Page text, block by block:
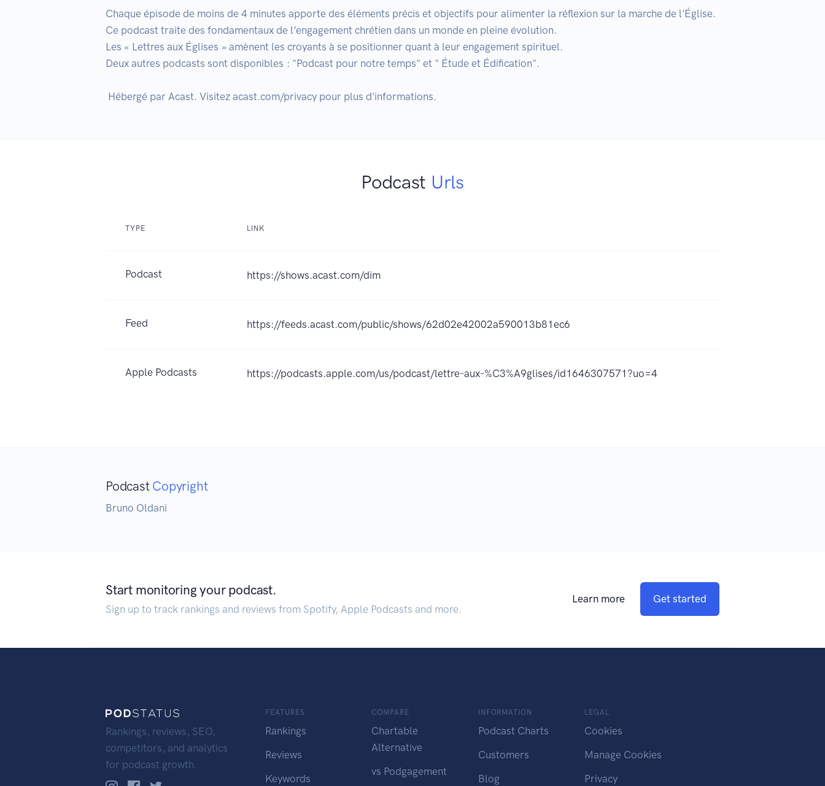
Chaque épisode de moins de 4 minutes apporte des éléments précis et objectifs pour alimenter la réflexion sur la marche de l'Église.
Ce podcast traite des fondamentaux de l’engagement chrétien dans un monde en pleine évolution.
Les « Lettres aux Églises » amènent les croyants à se positionner quant à leur engagement spirituel.
Deux autres podcasts sont disponibles : "Podcast pour notre temps" et " Étude et Édification".
Podcast Urls
TYPE LINK
Podcast https://shows.acast.com/dim
Feed https://feeds.acast.com/public/shows/62d02e42002a590013b81ec6
Apple Podcasts https://podcasts.apple.com/us/podcast/lettre-aux-%C3%A9glises/id1646307571?uo=4
Podcast Copyright
Bruno Oldani
Start monitoring your podcast.
Sign up to track rankings and reviews from Spotify, Apple Podcasts and more.
Learn more Get started
Rankings, reviews, SEO,
competitors, and analytics
for podcast growth.
FEATURES
Rankings
Reviews
Keywords
COMPARE
Chartable
Alternative
vs Podgagement
INFORMATION
Podcast Charts
Customers
Blog
LEGAL
Cookies
Manage Cookies
Privacy